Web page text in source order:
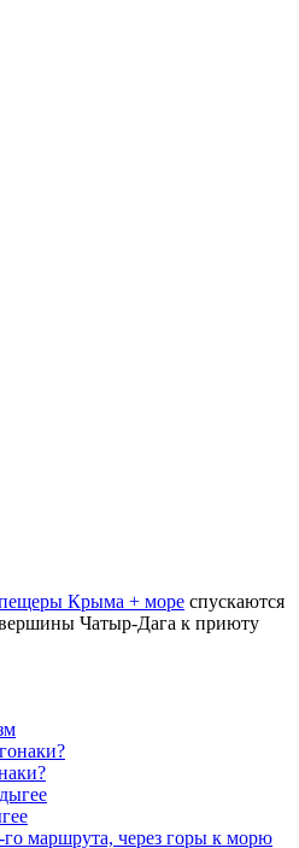
Крыма + море спускаются
Чатыр-Дага к приюту